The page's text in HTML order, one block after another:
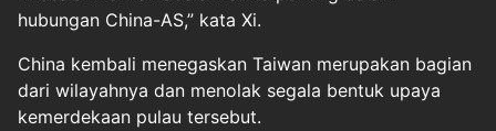
hubungan China-AS,” kata Xi.
China kembali menegaskan Taiwan merupakan bagian
dari wilayahnya dan menolak segala bentuk upaya
kemerdekaan pulau tersebut.